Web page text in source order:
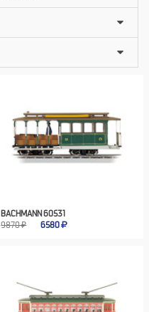
BACHMANN 60531
9870 ₽
6580